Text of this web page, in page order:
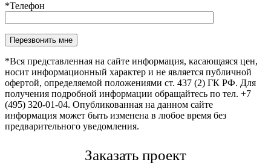
*Телефон
Оставьте это поле пустым.
*Вся представленная на сайте информация, касающаяся цен,
носит информационный характер и не является публичной
офертой, определяемой положениями ст. 437 (2) ГК РФ. Для
получения подробной информации обращайтесь по тел. +7
(495) 320-01-04. Опубликованная на данном сайте
информация может быть изменена в любое время без
предварительного уведомления.
Заказать проект